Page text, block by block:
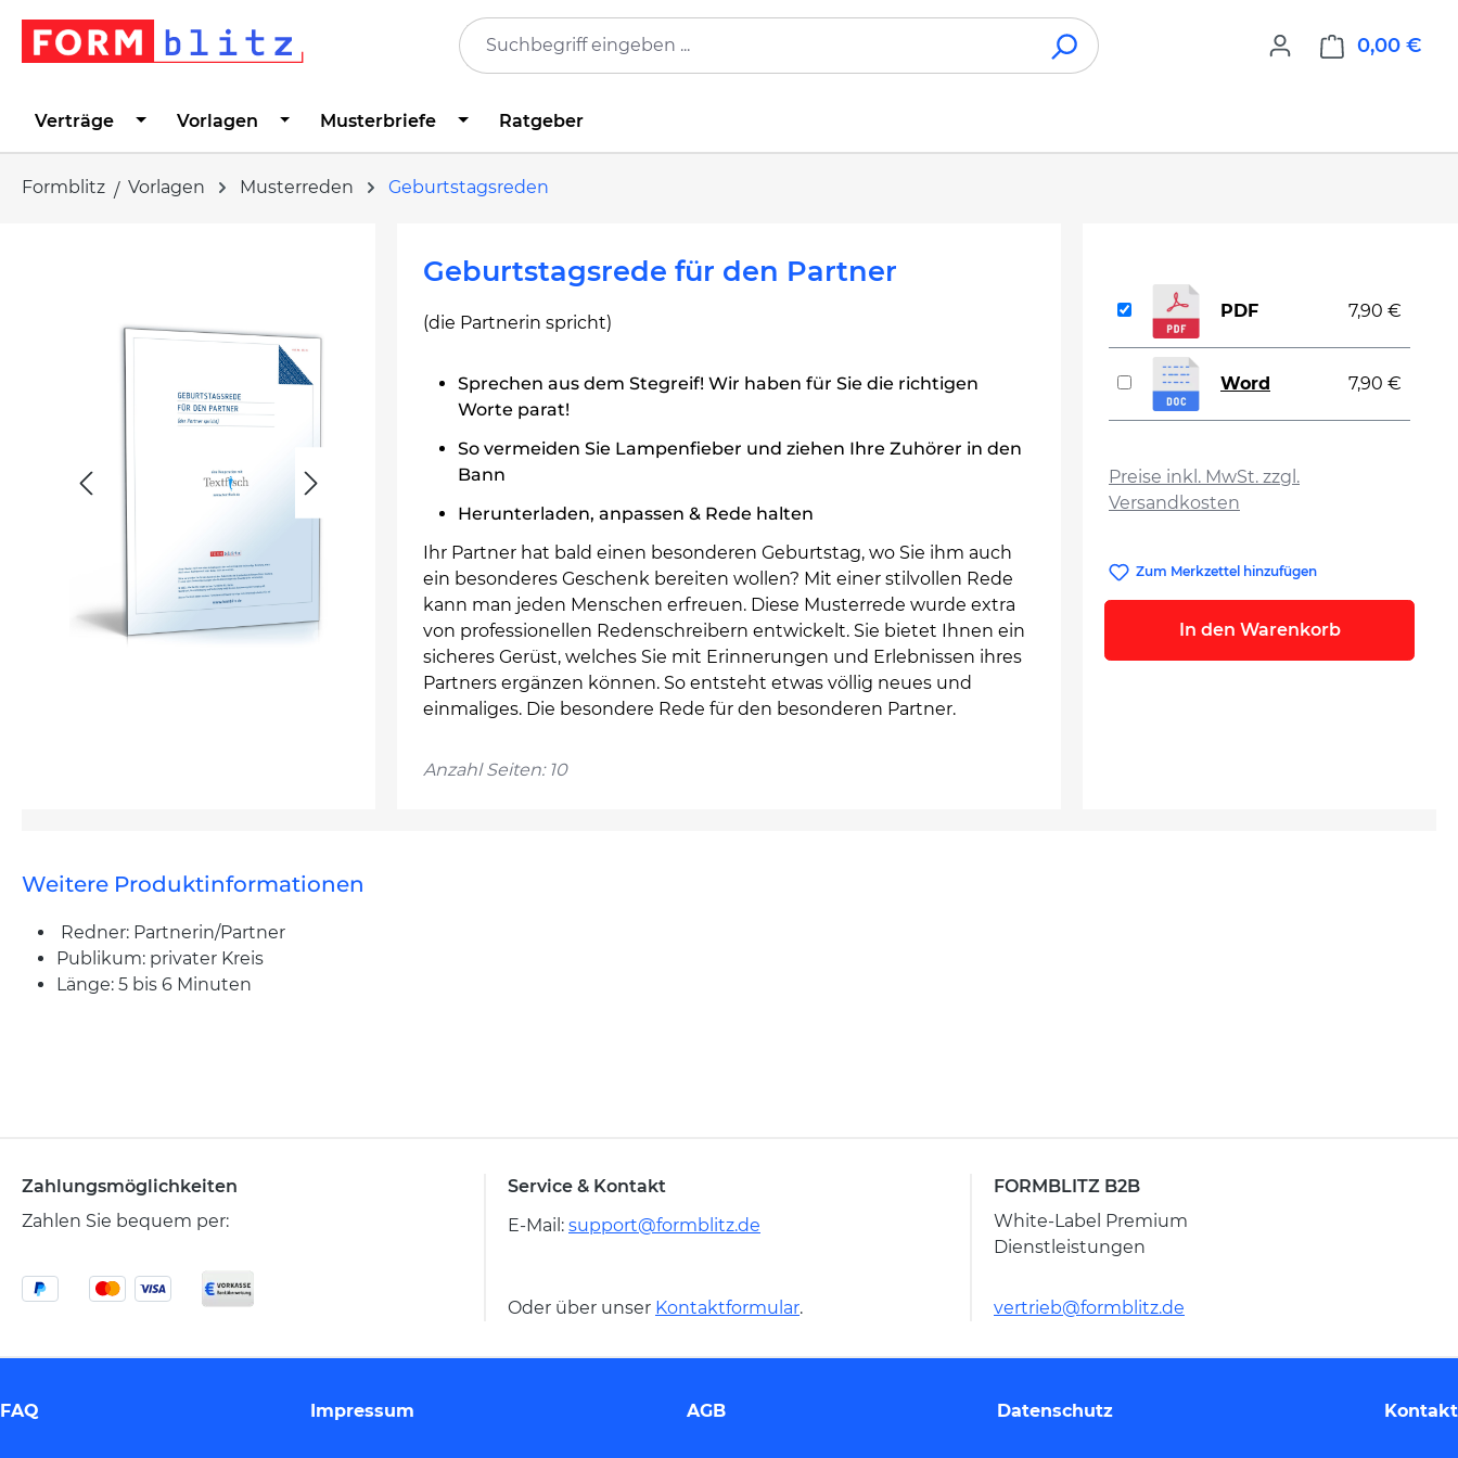
Zur Hauptnavigation springen
0,00 €
Verträge Vorlagen Musterbriefe Ratgeber
Formblitz Vorlagen Musterreden Geburtstagsreden
Geburtstagsrede für den Partner
(die Partnerin spricht)
Sprechen aus dem Stegreif! Wir haben für Sie die richtigen
Worte parat!
So vermeiden Sie Lampenfieber und ziehen Ihre Zuhörer in den
Bann
Herunterladen, anpassen & Rede halten
Ihr Partner hat bald einen besonderen Geburtstag, wo Sie ihm auch
ein besonderes Geschenk bereiten wollen? Mit einer stilvollen Rede
kann man jeden Menschen erfreuen. Diese Musterrede wurde extra
von professionellen Redenschreibern entwickelt. Sie bietet Ihnen ein
sicheres Gerüst, welches Sie mit Erinnerungen und Erlebnissen ihres
Partners ergänzen können. So entsteht etwas völlig neues und
einmaliges. Die besondere Rede für den besonderen Partner.
Anzahl Seiten: 10
Preise inkl. MwSt. zzgl.
Versandkosten
PDF 7,90 €
Word 7,90 €
Zum Merkzettel hinzufügen
In den Warenkorb
Weitere Produktinformationen
Redner: Partnerin/Partner
Publikum: privater Kreis
Länge: 5 bis 6 Minuten
Zahlungsmöglichkeiten
Zahlen Sie bequem per:
Service & Kontakt
E-Mail: support@formblitz.de
Oder über unser Kontaktformular.
FORMBLITZ B2B
White-Label Premium
Dienstleistungen
vertrieb@formblitz.de
FAQ Impressum AGB Datenschutz Kontakt